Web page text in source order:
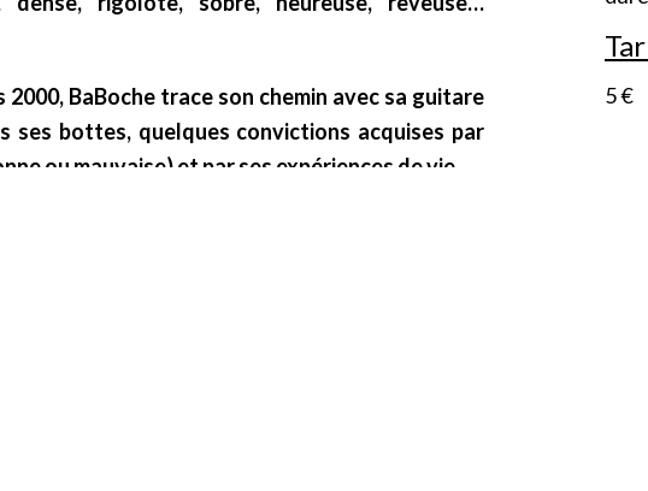
2000, BaBoche trace son chemin avec sa guitare
ses bottes, quelques convictions acquises par
ou mauvaise) et par ses expériences de vie.
5 €